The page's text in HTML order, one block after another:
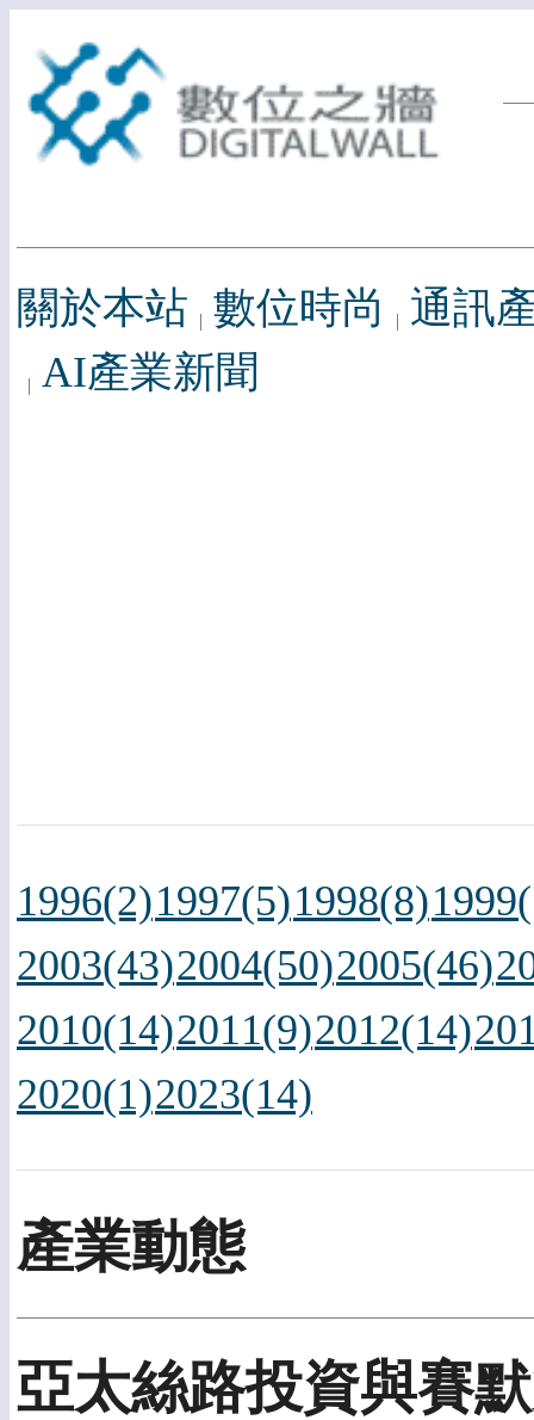
關於本站 數位時尚
通訊
AI產業新聞
1996(2)1997(5)1998(8)
2003(43)2004(50)2005(46)
2010(14)2011(9)2012(14)
2020(1)2023(14)
產業動態
亞太絲路投資與賽